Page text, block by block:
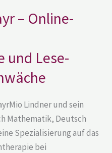
– Online-
und Lese-
Lindner und sein
Mathematik, Deutsch
Spezialisierung auf das
bei